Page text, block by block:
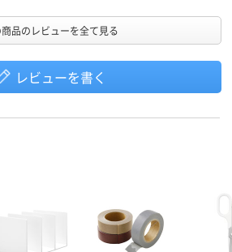
商品のレビューを全て見る
レビューを書く